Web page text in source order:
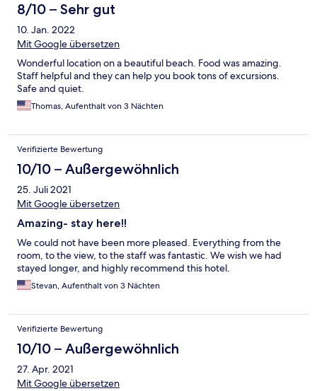
8/10 – Sehr gut
10. Jan. 2022
Mit Google übersetzen
Wonderful location on a beautiful beach. Food was amazing.
Staff helpful and they can help you book tons of excursions.
Safe and quiet.
Thomas, Aufenthalt von 3 Nächten
Verifizierte Bewertung
10/10 – Außergewöhnlich
25. Juli 2021
Mit Google übersetzen
Amazing- stay here!!
We could not have been more pleased. Everything from the
room, to the view, to the staff was fantastic. We wish we had
stayed longer, and highly recommend this hotel.
Stevan, Aufenthalt von 3 Nächten
Verifizierte Bewertung
10/10 – Außergewöhnlich
27. Apr. 2021
Mit Google übersetzen